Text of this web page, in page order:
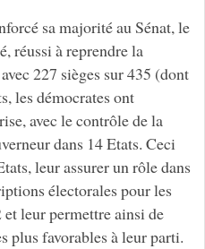
sa majorité au Sénat, le
réussi à reprendre la
227 sièges sur 435 (dont
les démocrates ont
avec le contrôle de la
dans 14 Etats. Ceci
leur assurer un rôle dans
électorales pour les
leur permettre ainsi de
plus favorables à leur parti.